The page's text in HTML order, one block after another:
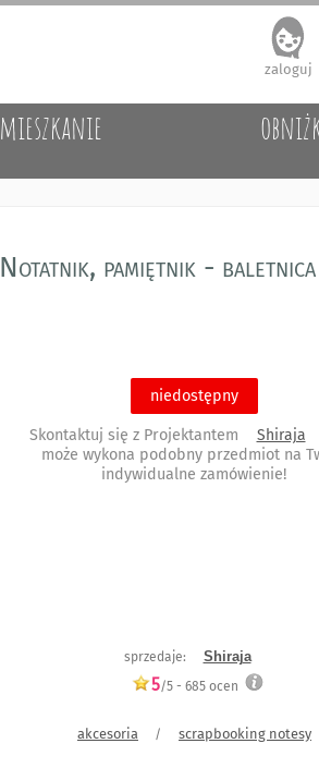
zaloguj
mieszkanie
Notatnik, pamiętnik -
niedostępny
Skontaktuj się z Projektantem Shiraja
może wykona podobny przedmiot na
indywidualne zamówienie!
sprzedaje: Shiraja
5/5 - 685ocen
akcesoria / scrapbooking notesy